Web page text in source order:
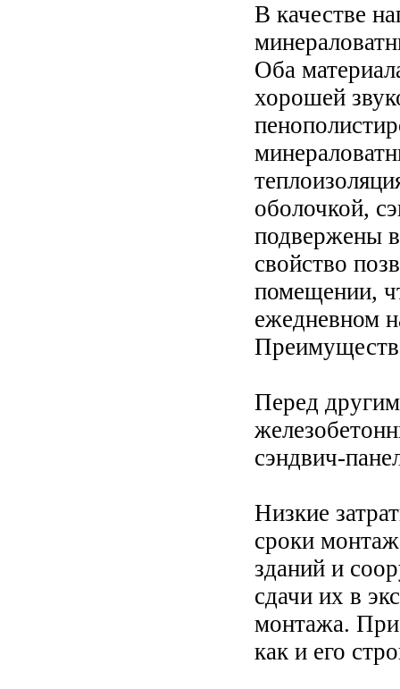
В качестве
Оба
хорошей
оболочкой,
подвержены
свойство
помещении,
ежедневном
Перед
сэндвич-
Низкие
сроки
зданий и
сдачи их в
монтажа. При
как и его